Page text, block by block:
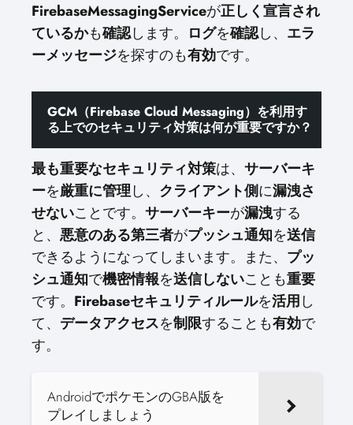
FirebaseMessagingServiceが正しく宣言され
ているかも確認します。 ログを確認し、 エラ
ーメッセージを探すのも有効です。
GCM（Firebase Cloud Messaging）を利用す
る上でのセキュリティ対策は何が重要ですか？
最も重要なセキュリティ対策は、 サーバーキ
ーを厳重に管理し、 クライアント側に漏洩さ
せないことです。 サーバーキーが漏洩する
と、 悪意のある第三者がプッシュ通知を送信
できるようになってしまいます。また、 プッ
シュ通知で機密情報を送信しないことも重要
です。 Firebaseセキュリティルールを活用し
て、 データアクセスを制限することも有効で
す。
AndroidでポケモンのGBA版を
プレイしましょう